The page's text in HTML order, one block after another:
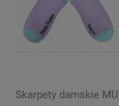
Skarpety damskie